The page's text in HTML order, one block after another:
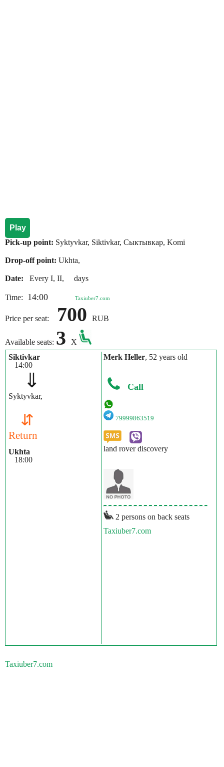
Play
Pick-up point: Syktyvkar, Siktivkar, Сыктывкар, Komi
Drop-off point: Ukhta,
Date: Every I, II, days
Time: 14:00 Taxiuber7.com
Price per seat: 700 RUB
Available seats: 3
X
Siktivkar
14:00
⇓
Syktyvkar,
⇵
Return
Ukhta
18:00
Merk Heller, 52 years old
Call
79999863519
land rover discovery
2 persons on back seats
Taxiuber7.com
Taxiuber7.com